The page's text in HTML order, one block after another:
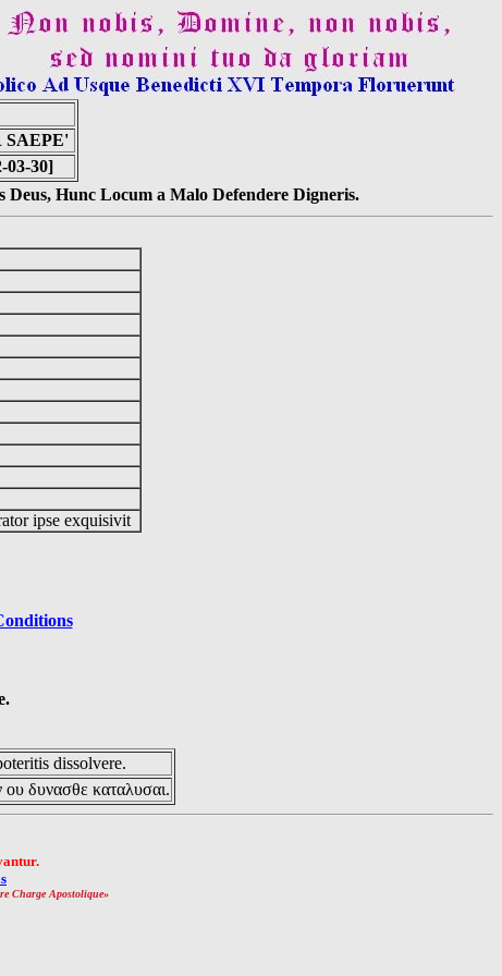
SAEPE'
03-30]
Hunc Locum a Malo Defendere Digneris.
ipse exquisivit
dissolvere.
ου δυνασθε καταλυσαι.
Charge Apostolique»